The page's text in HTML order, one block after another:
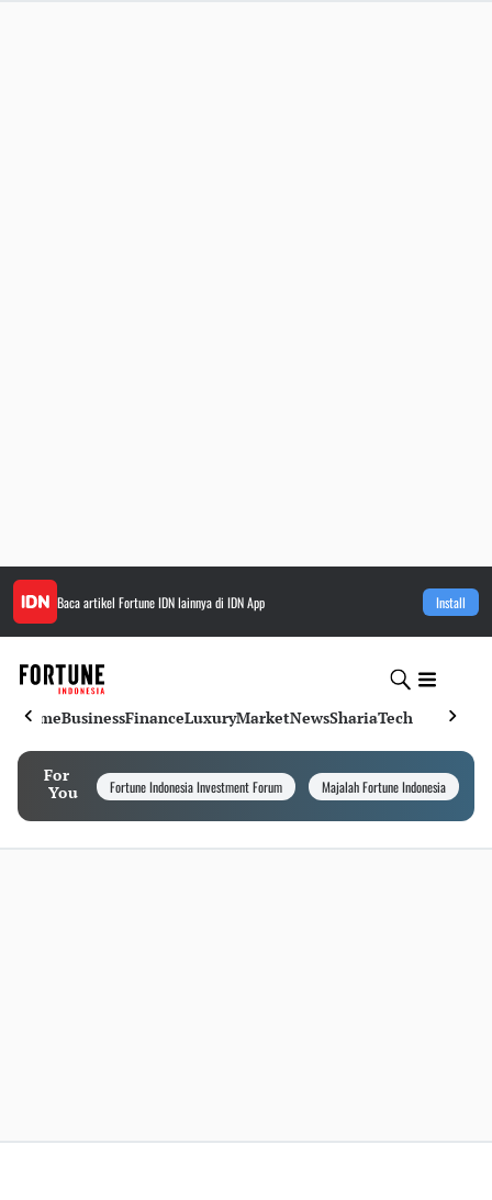
Baca artikel Fortune IDNlainnya di IDN App Install
HomeBusinessFinanceLuxuryMarketNewsShariaTech
For
You
Fortune Indonesia Investment Forum Majalah Fortune Indonesia